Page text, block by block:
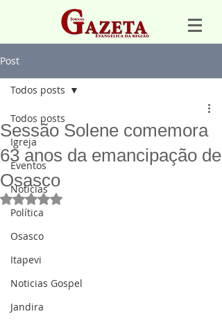
Post
Todos posts
Igreja
Eventos
Notícias
Política
Osasco
Itapevi
Noticias Gospel
Jandira
Todos posts
Sessão Solene comemora
63 anos da emancipação de
Osasco
Avaliado com NaN de 5 estrelas.